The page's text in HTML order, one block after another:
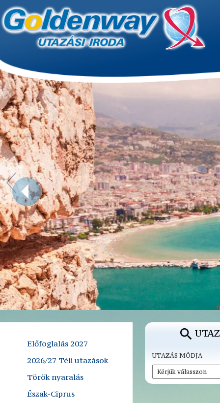
Előfoglalás 2027
2026/27 Téli utazások
Török nyaralás
Észak-Ciprus
UTAZÁS MÓDJA